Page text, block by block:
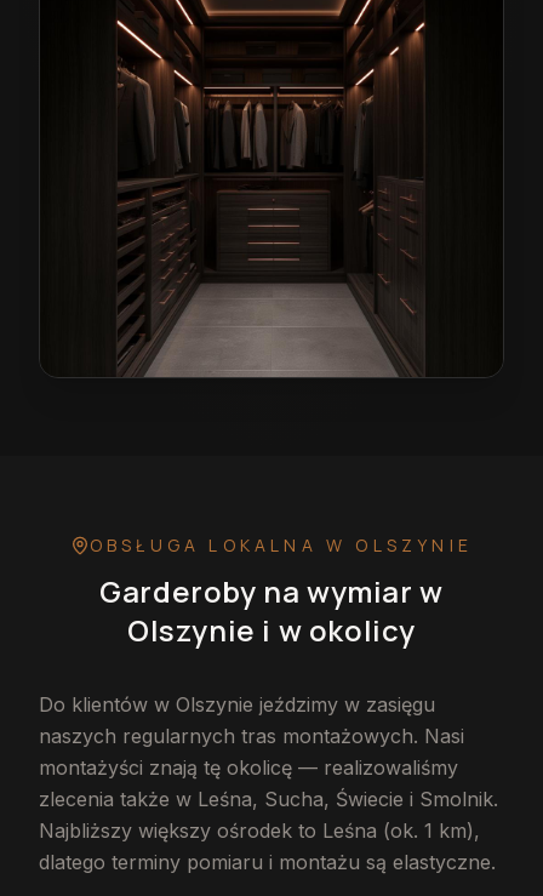
OBSŁUGA LOKALNAW OLSZYNIE
Garderoby na wymiar w
Olszynie i w okolicy
Do klientów w Olszynie jeździmy w zasięgu
naszych regularnych tras montażowych. Nasi
montażyści znają tę okolicę — realizowaliśmy
zlecenia także w Leśna, Sucha, Świecie i Smolnik.
Najbliższy większy ośrodek to Leśna (ok. 1 km),
dlatego terminy pomiaru i montażu są elastyczne.